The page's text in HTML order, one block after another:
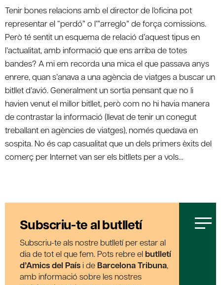
Tenir bones relacions amb el director de l’oficina pot
representar el “perdó” o l’”arreglo” de força comissions.
Però té sentit un esquema de relació d’aquest tipus en
l’actualitat, amb informació que ens arriba de totes
bandes? A mi em recorda una mica el que passava anys
enrere, quan s’anava a una agència de viatges a buscar un
bitllet d’avió. Generalment un sortia pensant que no li
havien venut el millor bitllet, però com no hi havia manera
de contrastar la informació (llevat de tenir un conegut
treballant en agències de viatges), només quedava en
sospita. No és cap casualitat que un dels primers èxits del
comerç per Internet van ser els bitllets per a vols…
Subscriu-te al butlletí
Subscriu-te als nostre butlletí per estar al
dia de tot el que fem. Pots rebre el butlletí
d’Amics del País i de Barcelona Tribuna,
amb informació sobre les nostres